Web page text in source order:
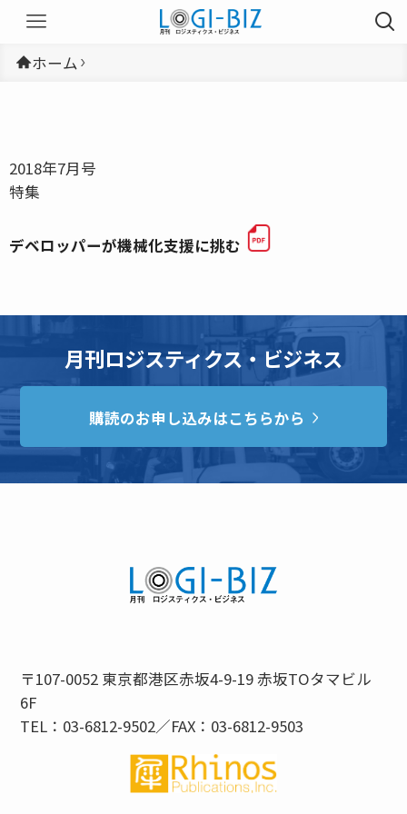
ホーム
2018年7月号
特集
デベロッパーが機械化支援に挑む
月刊ロジスティクス・ビジネス
購読のお申し込みはこちらから
〒107-0052 東京都港区赤坂4-9-19 赤坂TOタマビル
6F
TEL：03-6812-9502／FAX：03-6812-9503